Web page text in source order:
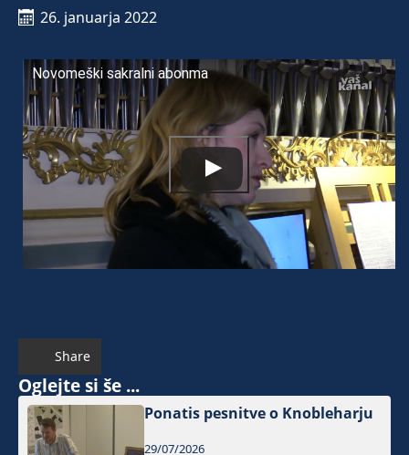
26. januarja 2022
Novomeški sakralni abonma
Share
Oglejte si še ...
Ponatis pesnitve o Knobleharju
29/07/2026